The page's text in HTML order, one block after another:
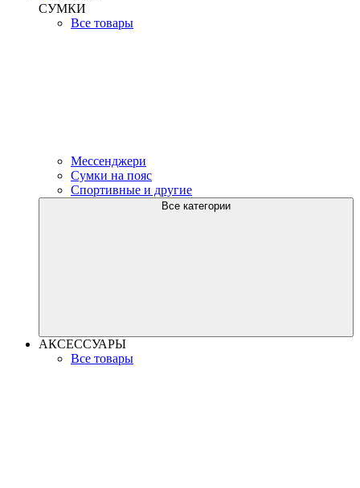
СУМКИ
Все товары
Мессенджери
Сумки на пояс
Спортивные и другие
Все категории
АКСЕССУАРЫ
Все товары